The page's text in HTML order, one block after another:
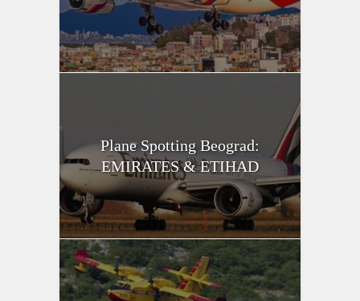
Plane Spotting Beograd:
EMIRATES & ETIHAD